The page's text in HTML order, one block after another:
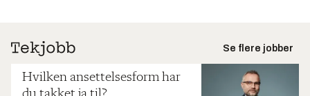
Se flere jobber
Hvilken ansettelsesform har